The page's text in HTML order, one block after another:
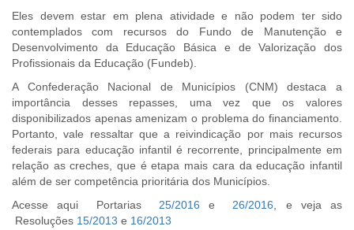
Eles devem estar em plena atividade e não podem ter sido
contemplados com recursos do Fundo de Manutenção e
Desenvolvimento da Educação Básica e de Valorização dos
Profissionais da Educação (Fundeb).
A Confederação Nacional de Municípios (CNM) destaca a
importância desses repasses, uma vez que os valores
disponibilizados apenas amenizam o problema do financiamento.
Portanto, vale ressaltar que a reivindicação por mais recursos
federais para educação infantil é recorrente, principalmente em
relação as creches, que é etapa mais cara da educação infantil
além de ser competência prioritária dos Municípios.
Acesse aqui Portarias 25/2016 e26/2016, e veja as
Resoluções 15/2013 e 16/2013